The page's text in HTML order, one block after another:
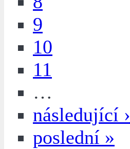
9
10
11
…
následující ›
poslední »